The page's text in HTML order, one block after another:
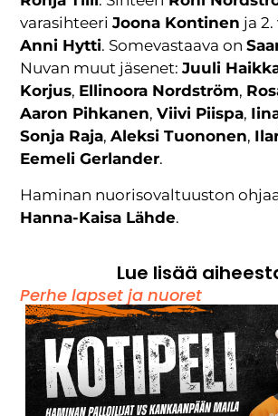
varasihteeriJoona Kontinen ja
Anni Hytti. Somevastaava on
Nuvan muut jäsenet:Juuli
Korjus, Ellinoora Nordström,
Aaron Pihkanen,Viivi Piispa,
Sonja Raja,Aleksi Tuononen,
Eemeli Gerlander.
Haminan nuorisovaltuuston
Hanna-Kaisa Lähde.
Lue lisää
Perhe lapset ja nuoret